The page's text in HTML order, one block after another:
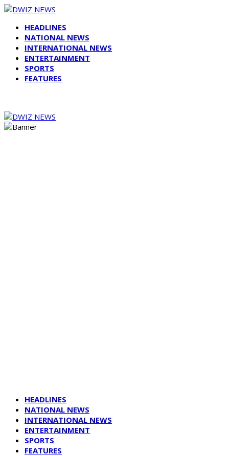
HEADLINES
NATIONAL NEWS
INTERNATIONAL NEWS
ENTERTAINMENT
SPORTS
FEATURES
HEADLINES
NATIONAL NEWS
INTERNATIONAL NEWS
ENTERTAINMENT
SPORTS
FEATURES